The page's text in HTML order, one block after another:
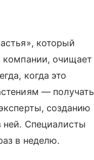
который
компании, очищает
когда это
— получать
созданию
ней. Специалисты
в неделю.